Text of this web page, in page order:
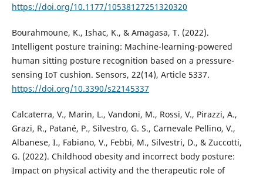
https://doi.org/10.1177/10538127251320320
Bourahmoune, K., Ishac, K., & Amagasa, T. (2022).
Intelligent posture training: Machine-learning-powered
human sitting posture recognition based on a pressure-
sensing IoT cushion. Sensors, 22(14), Article 5337.
https://doi.org/10.3390/s22145337
Calcaterra, V., Marin, L., Vandoni, M., Rossi, V., Pirazzi, A.,
Grazi, R., Patané, P., Silvestro, G. S., Carnevale Pellino, V.,
Albanese, I., Fabiano, V., Febbi, M., Silvestri, D., & Zuccotti,
G. (2022). Childhood obesity and incorrect body posture:
Impact on physical activity and the therapeutic role of